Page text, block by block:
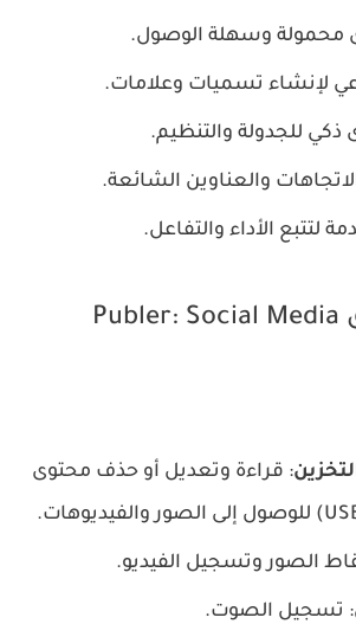
محمولة وسهلة الوصول.
لإنشاء تسميات وعلامات.
ذكي للجدولة والتنظيم.
والعناوين الشائعة.
لتتبع الأداء والتفاعل.
أذونات تطبيق Publer: Social Media
: قراءة وتعديل أو حذف محتوى
الصور وتسجيل الفيديو.
: تسجيل الصوت.